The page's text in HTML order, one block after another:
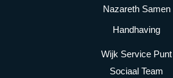
Nazareth Samen
Handhaving
Wijk Service Punt
Sociaal Team